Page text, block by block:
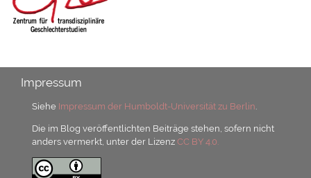
Impressum
Siehe Impressum der Humboldt-Universität zu Berlin
Die im Blog veröffentlichten Beiträge stehen, sofern nicht
anders vermerkt, unter der LizenzCC BY 4.0.